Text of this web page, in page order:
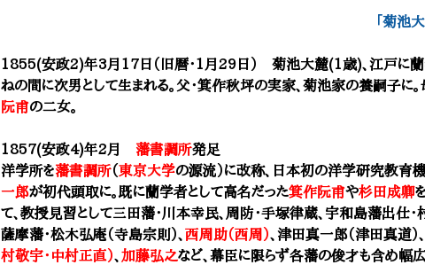
「菊池
1855(安政2)年3月17日（旧暦・1月29日） 菊池大麓(1歳)、江戸に蘭
ねの間に次男として生まれる。父・箕作秋坪の実家、菊池家の養嗣子に。
阮甫の二女。
1857(安政4)年2月 藩書調所発足
洋学所を藩書調所（東京大学の源流）に改称、日本初の洋学研究教育機
一郎が初代頭取に。既に蘭学者として高名だった箕作阮甫や杉田成卿
て、教授見習として三田藩・川本幸民、周防・手塚律蔵、宇和島藩出仕・
薩摩藩・松木弘庵（寺島宗則）、 西周助（西周）、津田真一郎（津田真道）、
村敬宇・中村正直）、 加藤弘之など、幕臣に限らず各藩の俊才も含め幅